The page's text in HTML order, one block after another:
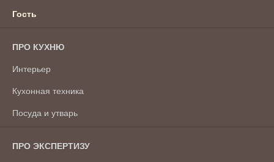
Гость
ПРО КУХНЮ
Интерьер
Кухонная техника
Посуда и утварь
ПРО ЭКСПЕРТИЗУ